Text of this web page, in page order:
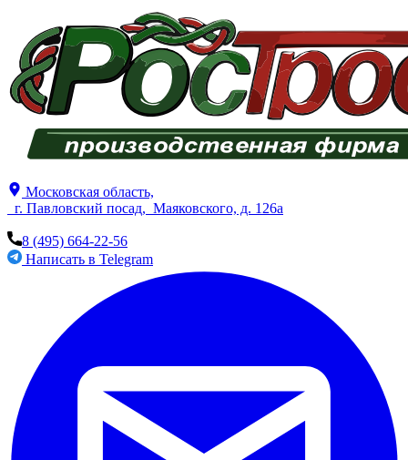
​Московск​ая область,
г. Павловский посад, ​Маяковского, д. 126а
8 (495) 664-22-56
Написать в Telegram